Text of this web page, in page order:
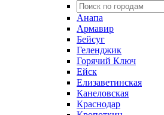
Анапа
Армавир
Бейсуг
Геленджик
Горячий Ключ
Ейск
Елизаветинская
Канеловская
Краснодар